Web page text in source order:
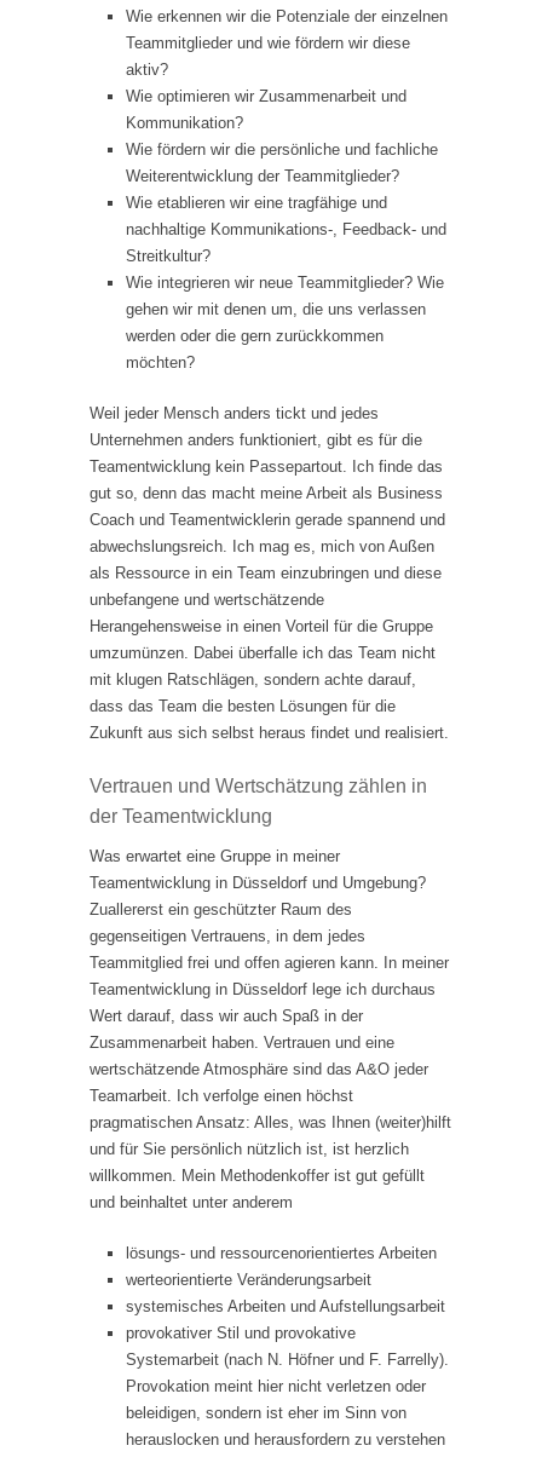
Wie erkennen wir die Potenziale der einzelnen
Teammitglieder und wie fördern wir diese
aktiv?
Wie optimieren wir Zusammenarbeit und
Kommunikation?
Wie fördern wir die persönliche und fachliche
Weiterentwicklung der Teammitglieder?
Wie etablieren wir eine tragfähige und
nachhaltige Kommunikations-, Feedback- und
Streitkultur?
Wie integrieren wir neue Teammitglieder? Wie
gehen wir mit denen um, die uns verlassen
werden oder die gern zurückkommen
möchten?
Weil jeder Mensch anders tickt und jedes
Unternehmen anders funktioniert, gibt es für die
Teamentwicklung kein Passepartout. Ich finde das
gut so, denn das macht meine Arbeit als Business
Coach und Teamentwicklerin gerade spannend und
abwechslungsreich. Ich mag es, mich von Außen
als Ressource in ein Team einzubringen und diese
unbefangene und wertschätzende
Herangehensweise in einen Vorteil für die Gruppe
umzumünzen. Dabei überfalle ich das Team nicht
mit klugen Ratschlägen, sondern achte darauf,
dass das Team die besten Lösungen für die
Zukunft aus sich selbst heraus findet und realisiert.
Vertrauen und Wertschätzung zählen in
der Teamentwicklung
Was erwartet eine Gruppe in meiner
Teamentwicklung in Düsseldorf und Umgebung?
Zuallererst ein geschützter Raum des
gegenseitigen Vertrauens, in dem jedes
Teammitglied frei und offen agieren kann. In meiner
Teamentwicklung in Düsseldorf lege ich durchaus
Wert darauf, dass wir auch Spaß in der
Zusammenarbeit haben. Vertrauen und eine
wertschätzende Atmosphäre sind das A&O jeder
Teamarbeit. Ich verfolge einen höchst
pragmatischen Ansatz: Alles, was Ihnen (weiter)hilft
und für Sie persönlich nützlich ist, ist herzlich
willkommen. Mein Methodenkoffer ist gut gefüllt
und beinhaltet unter anderem
lösungs- und ressourcenorientiertes Arbeiten
werteorientierte Veränderungsarbeit
systemisches Arbeiten und Aufstellungsarbeit
provokativer Stil und provokative
Systemarbeit (nach N. Höfner und F. Farrelly).
Provokation meint hier nicht verletzen oder
beleidigen, sondern ist eher im Sinn von
herauslocken und herausfordern zu verstehen